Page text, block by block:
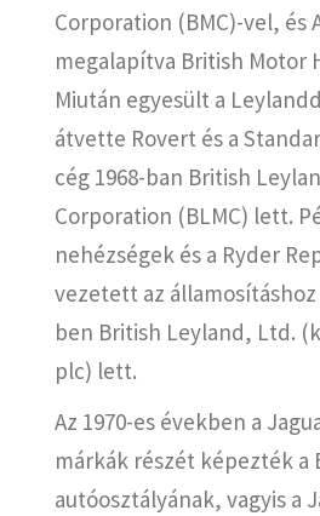
Corporation (BMC)-vel, és
megalapítva British Motor
Miután egyesült a
átvette Rovert és a
cég 1968-ban British
Corporation (BLMC) lett.
nehézségek és a Ryder
vezetett az államosításhoz
ben British Leyland, Ltd.
plc) lett.
Az 1970-es években a
márkák részét képezték a
autóosztályának, vagyis a